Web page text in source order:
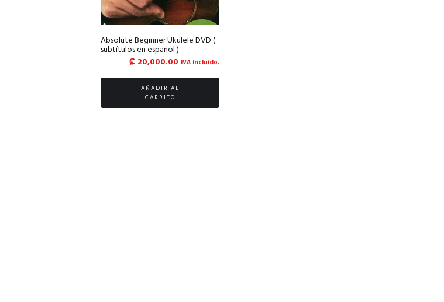
Absolute Beginner Ukulele DVD (
subtítulos en español )
₡ 20,000.00 IVA incluído.
AÑADIR AL
CARRITO